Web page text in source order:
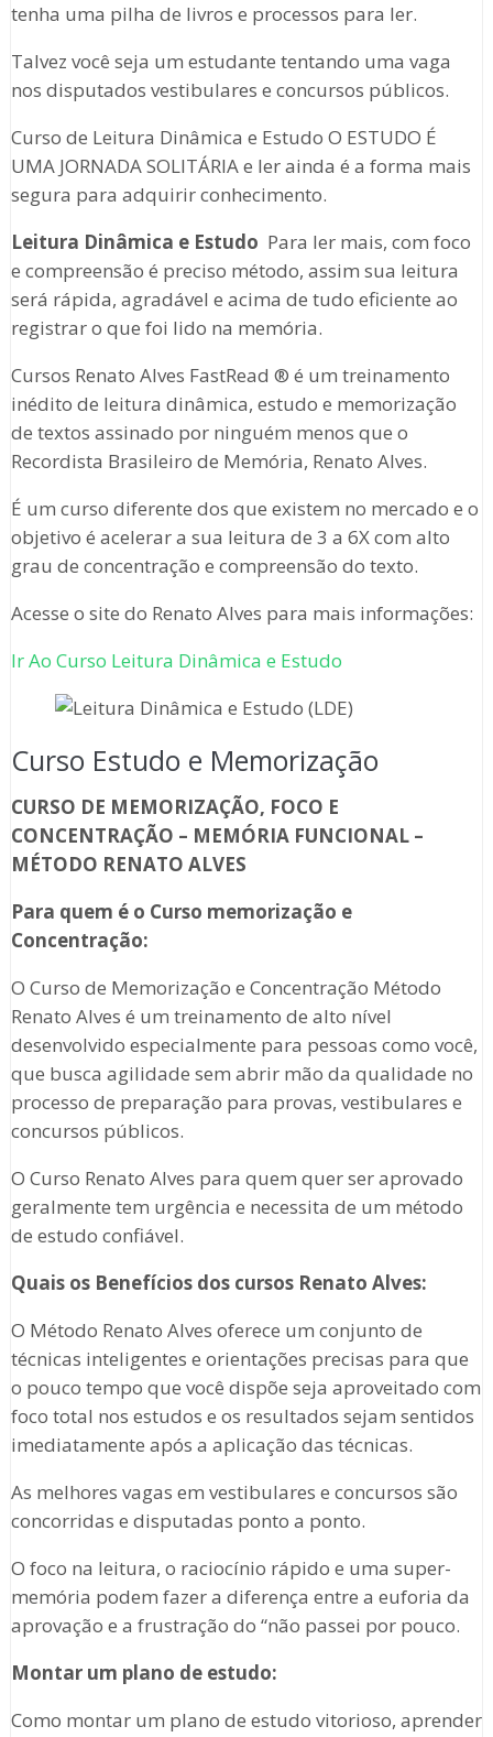
tenha uma pilha de livros e processos para ler.
Talvez você seja um estudante tentando uma vaga
nos disputados vestibulares e concursos públicos.
Curso de Leitura Dinâmica e Estudo O ESTUDO É
UMA JORNADA SOLITÁRIA e ler ainda é a forma mais
segura para adquirir conhecimento.
Leitura Dinâmica e Estudo Para ler mais, com foco
e compreensão é preciso método, assim sua leitura
será rápida, agradável e acima de tudo eficiente ao
registrar o que foi lido na memória.
Cursos Renato Alves FastRead ® é um treinamento
inédito de leitura dinâmica, estudo e memorização
de textos assinado por ninguém menos que o
Recordista Brasileiro de Memória, Renato Alves.
É um curso diferente dos que existem no mercado e o
objetivo é acelerar a sua leitura de 3 a 6X com alto
grau de concentração e compreensão do texto.
Acesse o site do Renato Alves para mais informações:
Ir Ao Curso Leitura Dinâmica e Estudo
Curso Estudo e Memorização
CURSO DE MEMORIZAÇÃO, FOCO E
CONCENTRAÇÃO – MEMÓRIA FUNCIONAL –
MÉTODO RENATO ALVES
Para quem é o Curso memorização e
Concentração:
O Curso de Memorização e Concentração Método
Renato Alves é um treinamento de alto nível
desenvolvido especialmente para pessoas como você,
que busca agilidade sem abrir mão da qualidade no
processo de preparação para provas, vestibulares e
concursos públicos.
O Curso Renato Alves para quem quer ser aprovado
geralmente tem urgência e necessita de um método
de estudo confiável.
Quais os Benefícios dos cursos Renato Alves:
O Método Renato Alves oferece um conjunto de
técnicas inteligentes e orientações precisas para que
o pouco tempo que você dispõe seja aproveitado com
foco total nos estudos e os resultados sejam sentidos
imediatamente após a aplicação das técnicas.
As melhores vagas em vestibulares e concursos são
concorridas e disputadas ponto a ponto.
O foco na leitura, o raciocínio rápido e uma super-
memória podem fazer a diferença entre a euforia da
aprovação e a frustração do “não passei por pouco.
Montar um plano de estudo:
Como montar um plano de estudo vitorioso, aprender